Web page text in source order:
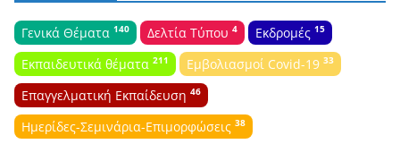
Γενικά Θέματα 140 Δελτία Τύπου 4 Εκδρομές 15
Εκπαιδευτικά θέματα 211 Εμβολιασμοί Covid-19 33
Επαγγελματική Εκπαίδευση 46
Ημερίδες-Σεμινάρια-Επιμορφώσεις 38